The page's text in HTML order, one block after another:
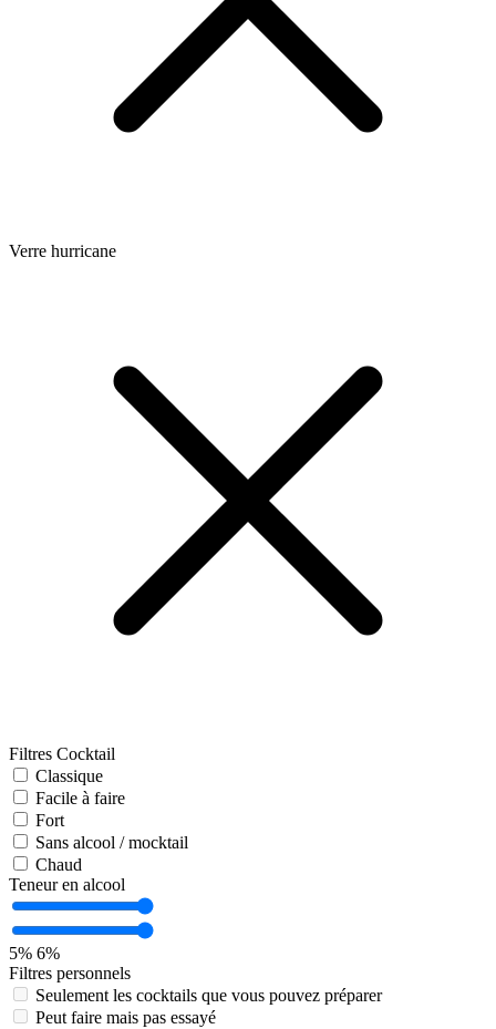
Verre hurricane
Filtres Cocktail
Classique
Facile à faire
Fort
Sans alcool / mocktail
Chaud
Teneur en alcool
5% 6%
Filtres personnels
Seulement les cocktails que vous pouvez préparer
Peut faire mais pas essayé